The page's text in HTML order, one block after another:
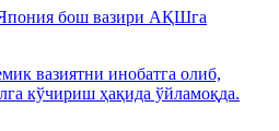
бош вазири АҚШга
вазиятни инобатга олиб,
кўчириш ҳақида ўйламоқда.